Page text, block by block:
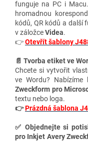
funguje na PC i
hromadnou
kódů, QR kódů a další
v záložceVidea.
👉Otevřít šablony
📄 Tvorba etiket ve
Chcete si vytvořit
ve Wordu? Nabízíme
Zweckform pro
textu nebo loga.
👉Prázdná šablona
✅ Objednejte si
pro Inkjet Avery